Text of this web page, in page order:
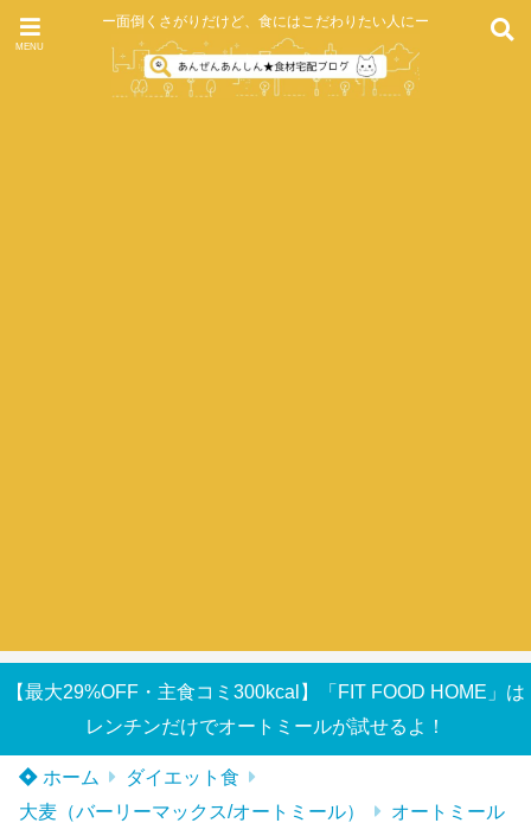
MENU
ー面倒くさがりだけど、食にはこだわりたい人にー
【最大29%OFF・主食コミ300kcal】「FIT FOOD HOME」は
レンチンだけでオートミールが試せるよ！
ホーム
ダイエット食
大麦（バーリーマックス/オートミール）
オートミール